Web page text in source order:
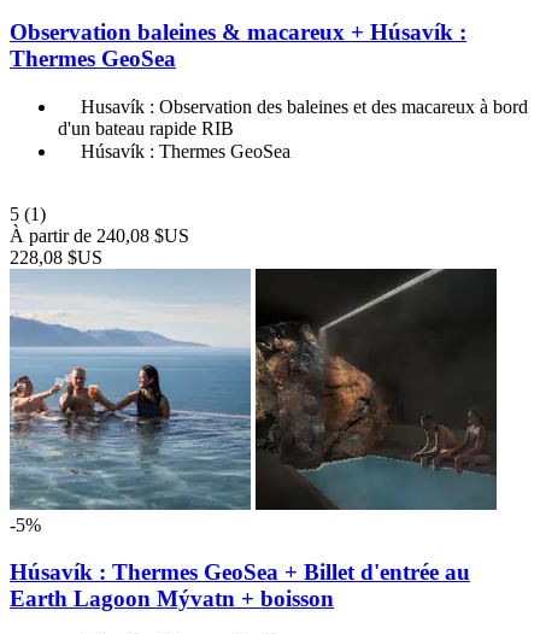
Observation baleines & macareux + Húsavík :
Thermes GeoSea
Husavík : Observation des baleines et des macareux à bord
d'un bateau rapide RIB
Húsavík : Thermes GeoSea
5 (1)
À partir de 240,08 $US
228,08 $US
-5%
Húsavík : Thermes GeoSea + Billet d'entrée au
Earth Lagoon Mývatn + boisson